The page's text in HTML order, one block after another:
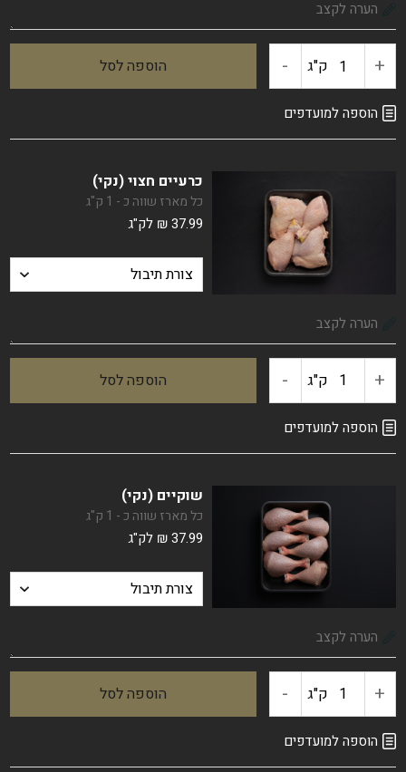
+ כמות
של
שלמים
ק"ג - הוספה לסל
הוספה למועדפים
כרעיים חצוי (נקי)
כל מארז שווה כ - 1 ק"ג
₪37.99 לק"ג
+ כמות
של
ק"ג - הוספה לסל
הוספה למועדפים
שוקיים (נקי)
כל מארז שווה כ - 1 ק"ג
₪37.99 לק"ג
+ כמות
של
ק"ג - הוספה לסל
הוספה למועדפים